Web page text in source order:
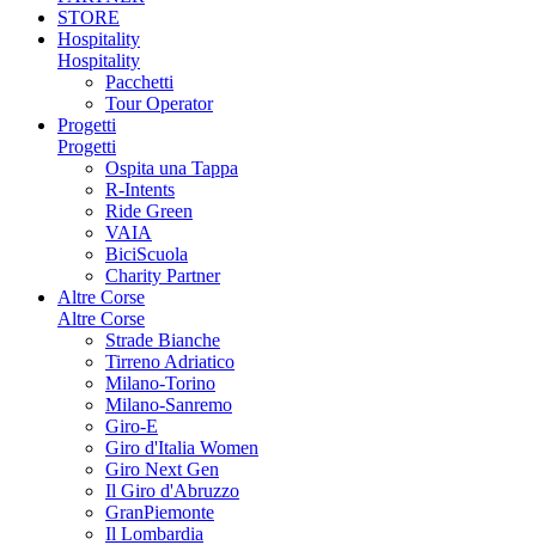
STORE
Hospitality
Hospitality
Pacchetti
Tour Operator
Progetti
Progetti
Ospita una Tappa
R-Intents
Ride Green
VAIA
BiciScuola
Charity Partner
Altre Corse
Altre Corse
Strade Bianche
Tirreno Adriatico
Milano-Torino
Milano-Sanremo
Giro-E
Giro d'Italia Women
Giro Next Gen
Il Giro d'Abruzzo
GranPiemonte
Il Lombardia